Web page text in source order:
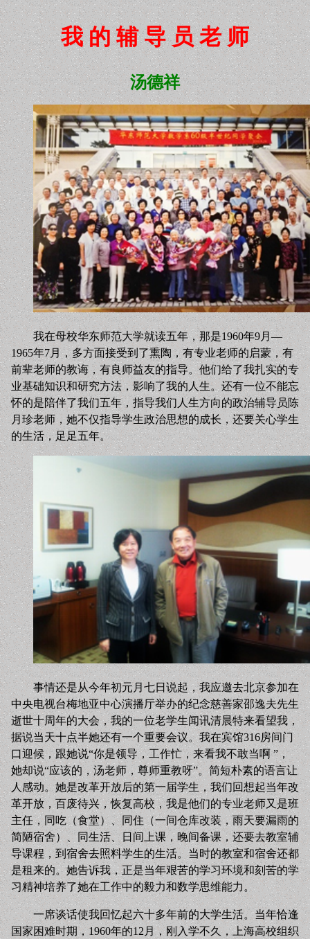
我 的 辅 导 员 老 师
汤德祥
我在母校华东师范大学就读五年，那是1960年9月—
1965年7月，多方面接受到了熏陶，有专业老师的启蒙，有
前辈老师的教诲，有良师益友的指导。他们给了我扎实的专
业基础知识和研究方法，影响了我的人生。还有一位不能忘
怀的是陪伴了我们五年，指导我们人生方向的政治辅导员陈
月珍老师，她不仅指导学生政治思想的成长，还要关心学生
的生活，足足五年。
事情还是从今年初元月七日说起，我应邀去北京参加在
中央电视台梅地亚中心演播厅举办的纪念慈善家邵逸夫先生
逝世十周年的大会，我的一位老学生闻讯清晨特来看望我，
据说当天十点半她还有一个重要会议。我在宾馆316房间门
口迎候，跟她说“你是领导，工作忙，来看我不敢当啊 ”，
她却说“应该的，汤老师，尊师重教呀”。简短朴素的语言让
人感动。她是改革开放后的第一届学生，我们回想起当年改
革开放，百废待兴，恢复高校，我是他们的专业老师又是班
主任，同吃（食堂）、同住（一间仓库改装，雨天要漏雨的
简陋宿舍）、同生活、日间上课，晚间备课，还要去教室辅
导课程，到宿舍去照料学生的生活。当时的教室和宿舍还都
是租来的。她告诉我，正是当年艰苦的学习环境和刻苦的学
习精神培养了她在工作中的毅力和数学思维能力。
一席谈话使我回忆起六十多年前的大学生活。当年恰逢
国家困难时期，1960年的12月，刚入学不久，上海高校组织